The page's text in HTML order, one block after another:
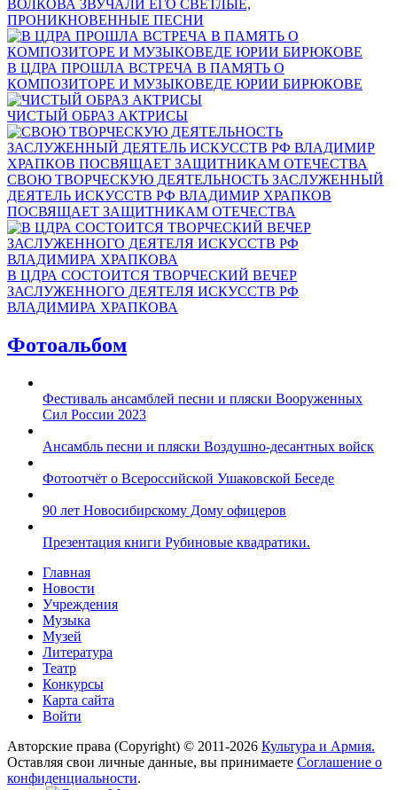
ВОЛКОВА ЗВУЧАЛИ ЕГО СВЕТЛЫЕ,
ПРОНИКНОВЕННЫЕ ПЕСНИ
В ЦДРА ПРОШЛА ВСТРЕЧА В ПАМЯТЬ О
КОМПОЗИТОРЕ И МУЗЫКОВЕДЕ ЮРИИ БИРЮКОВЕ
ЧИСТЫЙ ОБРАЗ АКТРИСЫ
СВОЮ ТВОРЧЕСКУЮ ДЕЯТЕЛЬНОСТЬ ЗАСЛУЖЕННЫЙ
ДЕЯТЕЛЬ ИСКУССТВ РФ ВЛАДИМИР ХРАПКОВ
ПОСВЯЩАЕТ ЗАЩИТНИКАМ ОТЕЧЕСТВА
В ЦДРА СОСТОИТСЯ ТВОРЧЕСКИЙ ВЕЧЕР
ЗАСЛУЖЕННОГО ДЕЯТЕЛЯ ИСКУССТВ РФ
ВЛАДИМИРА ХРАПКОВА
Фотоальбом
Фестиваль ансамблей песни и пляски Вооруженных
Сил России 2023
Ансамбль песни и пляски Воздушно-десантных войск
Фотоотчёт о Всероссийской Ушаковской Беседе
90 лет Новосибирскому Дому офицеров
Презентация книги Рубиновые квадратики.
Главная
Новости
Учреждения
Музыка
Музей
Литература
Театр
Конкурсы
Карта сайта
Войти
Авторские права (Copyright) © 2011-2026 Культура и Армия.
Оставляя свои личные данные, вы принимаете Соглашение о
конфиденциальности.